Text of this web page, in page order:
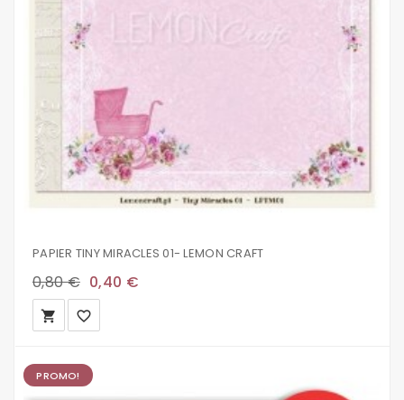
PAPIER TINY MIRACLES 01- LEMON CRAFT
0,80 € 0,40 €
local_grocery_store favorite_border
PROMO!